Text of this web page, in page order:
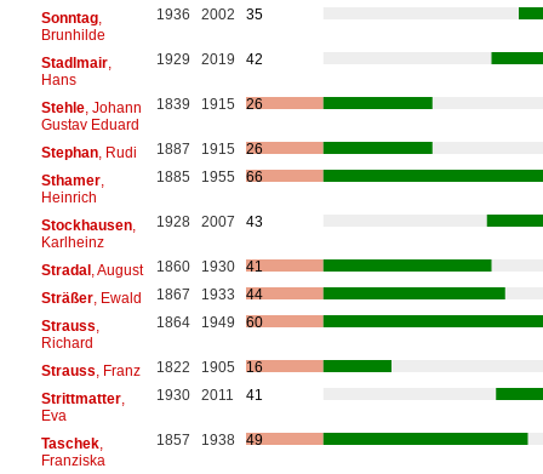
Sonntag,
Brunhilde
1936 2002 35
Stadlmair,
Hans
1929 2019 42
Stehle, Johann
Gustav Eduard
1839 1915 26
Stephan, Rudi 1887 1915
26
Sthamer,
Heinrich
1885 1955 66
Stockhausen,
Karlheinz
1928 2007 43
Stradal, August 1860 1930
41
Sträßer, Ewald 1867 1933
44
Strauss
Richard
1864 1949 60
Strauss , Franz 1822 1905
16
Strittmatter,
Eva
1930 2011 41
Taschek,
Franziska
1857 1938 49